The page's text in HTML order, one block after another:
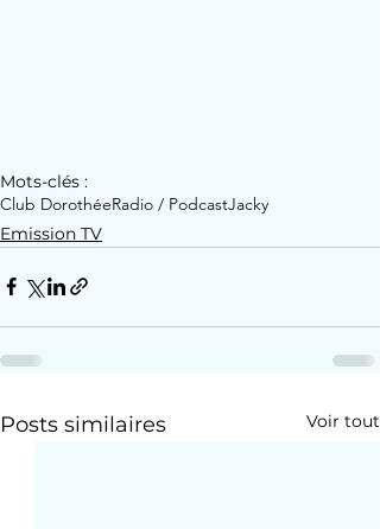
Mots-clés :
Club DorothéeRadio / PodcastJacky
Emission TV
Posts similaires Voir tout